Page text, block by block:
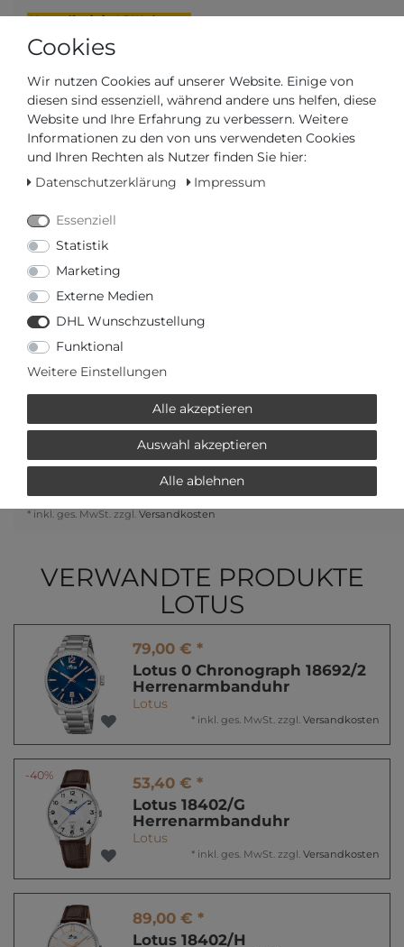
Versandfertig in 4-5 Werktagen
AUTORISIERTER HÄNDLER
SCHNELLE LIEFERZEIT
Ihr Preis bei3% Skontobei Vorab Überweisung:
96,03 € *
Wunschliste Frage zum Artikel
oder
* inkl. ges. MwSt. zzgl. Versandkosten
VERWANDTE PRODUKTE
LOTUS
79,00 € *
Lotus 0 Chronograph 18692/2
Herrenarmbanduhr
Lotus
* inkl. ges. MwSt. zzgl. Versandkosten
-40%
53,40 € *
Lotus 18402/G
Herrenarmbanduhr
Lotus
* inkl. ges. MwSt. zzgl. Versandkosten
89,00 € *
Lotus 18402/H
Cookies
Wir nutzen Cookies auf unserer Website. Einige von
diesen sind essenziell, während andere uns helfen, diese
Website und Ihre Erfahrung zu verbessern. Weitere
Informationen zu den von uns verwendeten Cookies
und Ihren Rechten als Nutzer finden Sie hier:
Datenschutzerklärung
Impressum
Essenziell
Statistik
Marketing
Externe Medien
DHL Wunschzustellung
Funktional
Weitere Einstellungen
Alle akzeptieren
Auswahl akzeptieren
Alle ablehnen